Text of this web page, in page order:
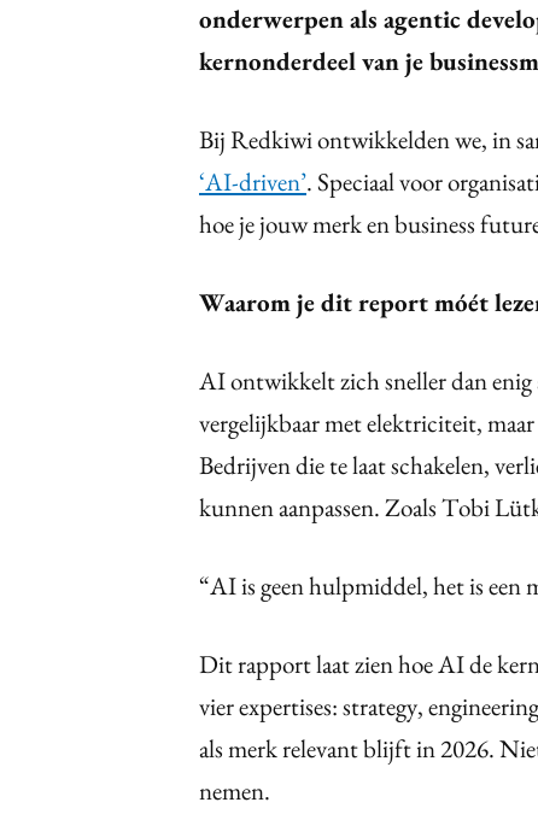
onderwerpen als agentic
kernonderdeel van je
Bij Redkiwi ontwikkelden we, in
‘AI-driven’. Speciaal voor
hoe je jouw merk en business
Waarom je dit report móét
AI ontwikkelt zich sneller dan enig
vergelijkbaar met elektriciteit,
Bedrijven die te laat schakelen,
kunnen aanpassen. Zoals Tobi
“AI is geen hulpmiddel, het is een
Dit rapport laat zien hoe AI de
vier expertises: strategy,
als merk relevant blijft in 2026.
nemen.